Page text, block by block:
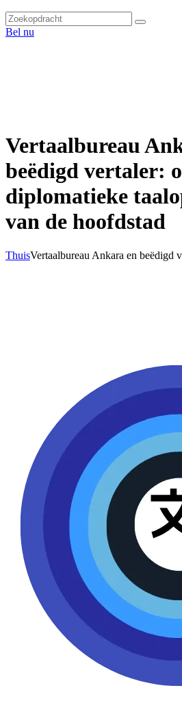
Bel nu
Vertaalbureau
beëdigd vertaler:
diplomatieke
van de hoofdstad
ThuisVertaalbureau Ankara en beëdigd